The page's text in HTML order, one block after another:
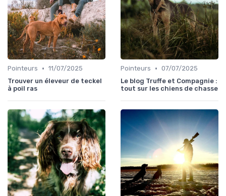
Pointeurs • 11/07/2025
Trouver un éleveur de teckel
à poil ras
Pointeurs • 07/07/2025
Le blog Truffe et Compagnie :
tout sur les chiens de chasse